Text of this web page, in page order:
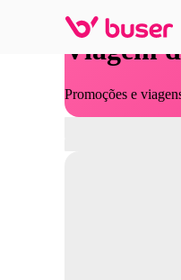
Viagem
Promoções e